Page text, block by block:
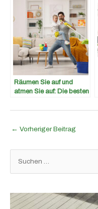
Räumen Sie auf und
atmen Sie auf: Die besten
Stauraum
← Vorheriger Beitrag
c
h